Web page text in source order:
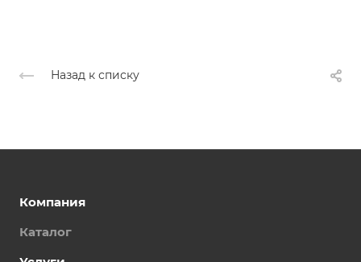
Назад к списку
Компания
Каталог